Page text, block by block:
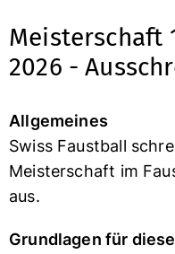
Meisterschaft
2026 -
Allgemeines
Swiss Faustball
Meisterschaft im
aus.
Grundlagen für